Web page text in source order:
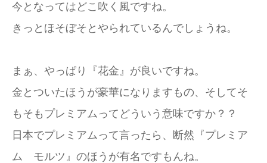
今となってはどこ吹く風ですね。
きっとほそぼそとやられているんでしょうね。
まぁ、やっぱり『花金』が良いですね。
金とついたほうが豪華になりますもの、そしてそ
もそもプレミアムってどういう意味ですか？？
日本でプレミアムって言ったら、断然『プレミア
ム モルツ』のほうが有名ですもんね。